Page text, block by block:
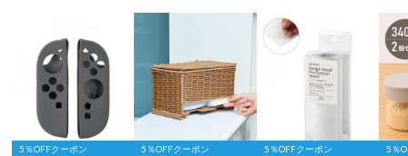
5％OFFクーポン 5％OFFクーポン 5％OFFクーポン 5％